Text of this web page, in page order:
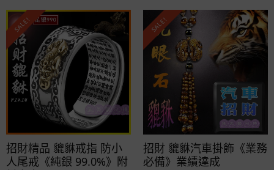
SALE!
招財精品 貔貅戒指 防小
人尾戒《純銀 99.0%》附
SALE!
招財 貔貅汽車掛飾《業務
必備》業績達成